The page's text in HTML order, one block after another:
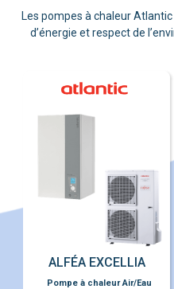
Pompe à chaleur Air/Eau